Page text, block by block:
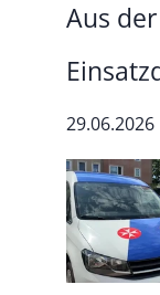
Aus
29.06.2026